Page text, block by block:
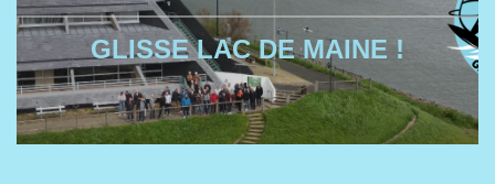
GLISSE LAC DE MAINE !